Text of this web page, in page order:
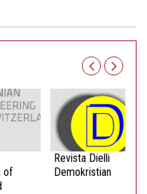
of
Revista Dielli
Demokristian